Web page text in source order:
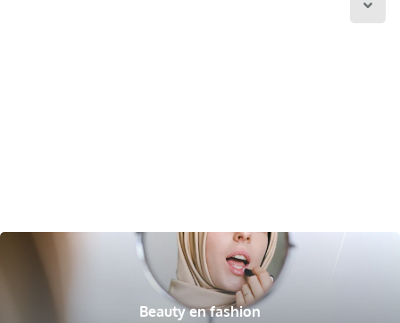
Beauty en fashion